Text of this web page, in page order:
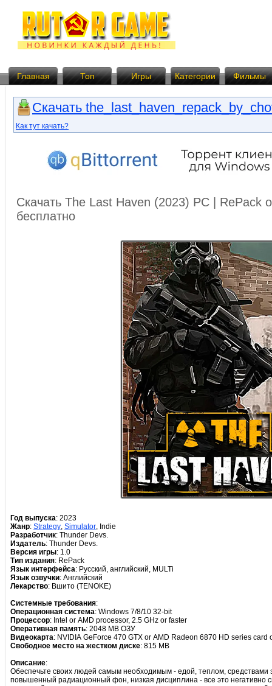
Главная Топ Игры Категории Фильмы
Скачать
Как тут качать?
Скачать The Last Haven (2023) PC | RePack
бесплатно
Год выпуска: 2023
Жанр: Strategy, Simulator, Indie
Разработчик: Thunder Devs.
Издатель: Thunder Devs.
Версия игры: 1.0
Тип издания: RePack
Язык интерфейса: Русский, английский, MULTi
Язык озвучки: Английский
Лекарство: Вшито (TENOKE)
Системные требования:
Операционная система: Windows 7/8/10 32-bit
Процессор: Intel or AMD processor, 2.5 GHz or faster
Оперативная память: 2048 MB ОЗУ
Видеокарта: NVIDIA GeForce 470 GTX or AMD Radeon 6870 HD series card
Свободное место на жестком диске: 815 MB
Описание:
Обеспечьте своих людей самым необходимым - едой, теплом, средствами
повышенный радиационный фон, низкая дисциплина - все это негативно